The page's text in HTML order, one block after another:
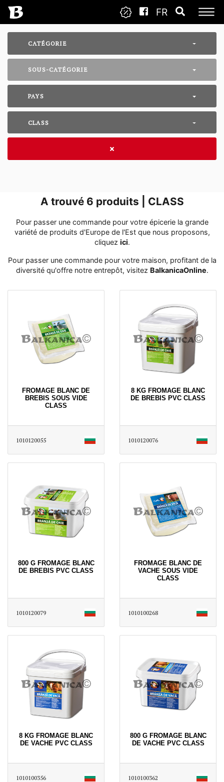
FR
CATÉGORIE
SOUS-CATÉGORIE
PAYS
CLASS
A trouvé 6 produits | CLASS
Pour passer une commande pour votre épicerie la grande
variété de produits d'Europe de l'Est que nous proposons,
cliquez ici․
Pour passer une commande pour votre maison, profitant de la
diversité qu'offre notre entrepôt, visitez BalkanicaOnline․
FROMAGE BLANC DE
BREBIS SOUS VIDE
CLASS
1010120055
8 KG FROMAGE BLANC
DE BREBIS PVC CLASS
1010120076
800 G FROMAGE BLANC
DE BREBIS PVC CLASS
1010120079
FROMAGE BLANC DE
VACHE SOUS VIDE
CLASS
1010100268
8 KG FROMAGE BLANC
DE VACHE PVC CLASS
1010100356
800 G FROMAGE BLANC
DE VACHE PVC CLASS
1010100362